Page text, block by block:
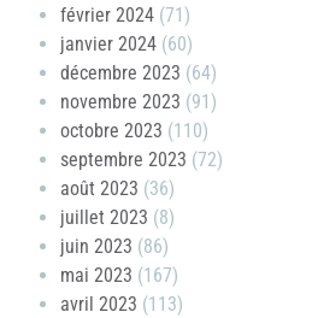
février 2024 (71)
janvier 2024 (60)
décembre 2023 (64)
novembre 2023 (91)
octobre 2023 (110)
septembre 2023 (72)
août 2023 (36)
juillet 2023 (8)
juin 2023 (86)
mai 2023 (167)
avril 2023 (113)